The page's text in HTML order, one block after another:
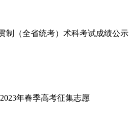
制（全省统考）术科考试成绩公示
年春季高考征集志愿